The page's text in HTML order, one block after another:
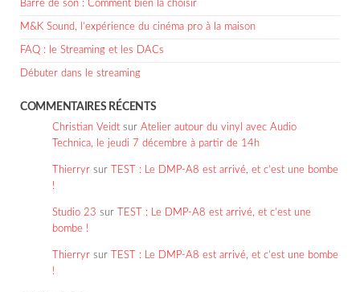
Barre de son : Comment bien la choisir
M&K Sound, l’expérience du cinéma pro à la maison
FAQ : le Streaming et les DACs
Débuter dans le streaming
COMMENTAIRES RÉCENTS
Christian Veidt sur Atelier autour du vinyl avec Audio
Technica, le jeudi 7 décembre à partir de 14h
Thierryr sur
TEST : Le DMP-A8 est arrivé, et c’est une bombe
!
Studio 23 sur
TEST : Le DMP-A8 est arrivé, et c’est une
bombe !
Thierryr sur
TEST : Le DMP-A8 est arrivé, et c’est une bombe
!